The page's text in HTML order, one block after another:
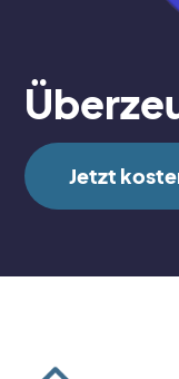
Jetzt